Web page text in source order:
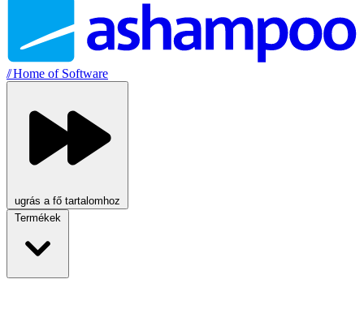
//Home of Software
ugrás a fő tartalomhoz
Termékek